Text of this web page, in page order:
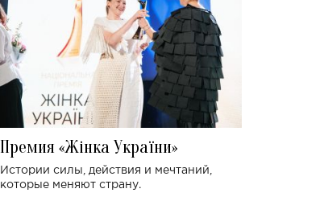
Премия «Жінка України»
Истории силы, действия и мечтаний,
которые меняют страну.